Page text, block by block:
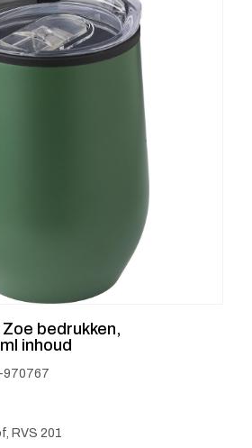
Zoe bedrukken,
inhoud
970767
RVS 201